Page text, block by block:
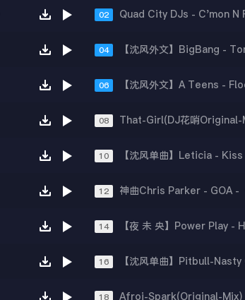
02
04
06 【沈风外文】A Teens -
08 That-Girl(DJ花哨Original-
10 【沈风单曲】Leticia -
12
14 【夜 未 央】Power Play -
16 【沈风单曲】Pitbull-
18 Afroj-Spark(Original-Mix)